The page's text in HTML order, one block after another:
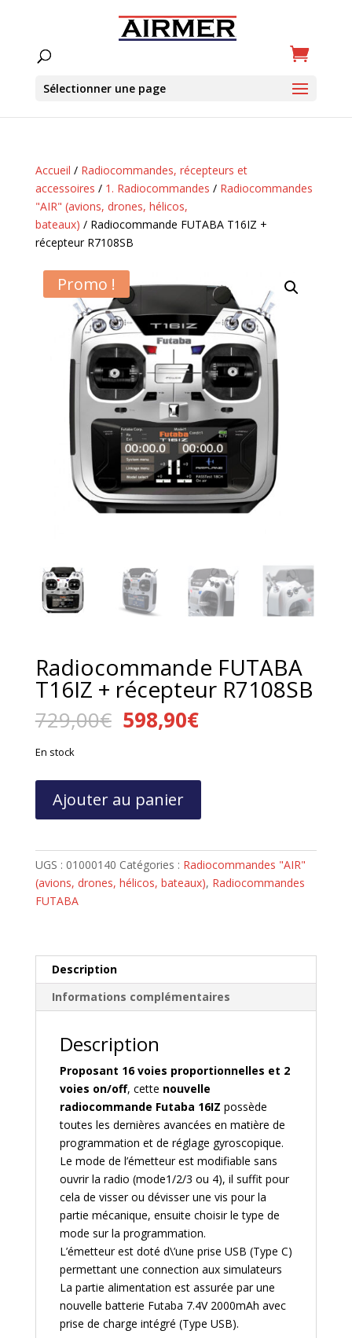
Sélectionner une page
Accueil / Radiocommandes, récepteurs et
accessoires / 1. Radiocommandes / Radiocommandes
"AIR" (avions, drones, hélicos,
bateaux) / Radiocommande FUTABA T16IZ +
récepteur R7108SB
Promo !
Radiocommande FUTABA
T16IZ + récepteur R7108SB
729,00€ Le
prix
était :
729,00€.
598,90€Le
prix
est :
598,90€.
En stock
Radiocommande
T16IZ
+
récepteur
Ajouter au panier
UGS : 01000140 Catégories : Radiocommandes "AIR"
(avions, drones, hélicos, bateaux), Radiocommandes
FUTABA
Description
Informations complémentaires
Description
Proposant 16 voies proportionnelles et 2
voies on/off, cette nouvelle
radiocommande Futaba 16IZ possède
toutes les dernières avancées en matière de
programmation et de réglage gyroscopique.
Le mode de l’émetteur est modifiable sans
ouvrir la radio (mode1/2/3 ou 4), il suffit pour
cela de visser ou dévisser une vis pour la
partie mécanique, ensuite choisir le type de
mode sur la programmation.
L’émetteur est doté d\’une prise USB (Type C)
permettant une connection aux simulateurs
La partie alimentation est assurée par une
nouvelle batterie Futaba 7.4V 2000mAh avec
prise de charge intégré (Type USB).